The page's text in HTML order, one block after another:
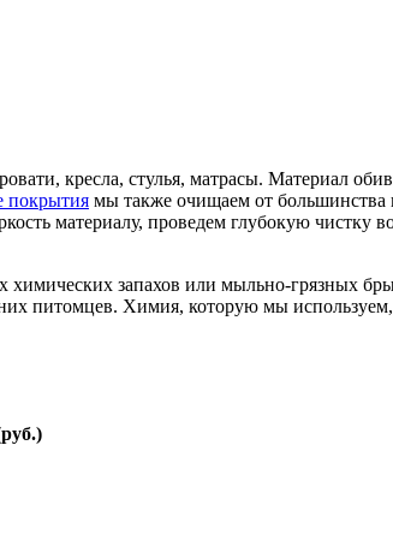
кресла, стулья, матрасы. Материал
покрытия мы также очищаем от большинства
материалу, проведем глубокую чистку
химических запахов или мыльно-грязных
питомцев. Химия, которую мы